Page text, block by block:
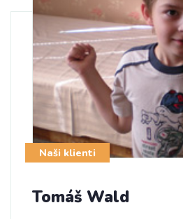
Naši klienti
Tomáš Wald